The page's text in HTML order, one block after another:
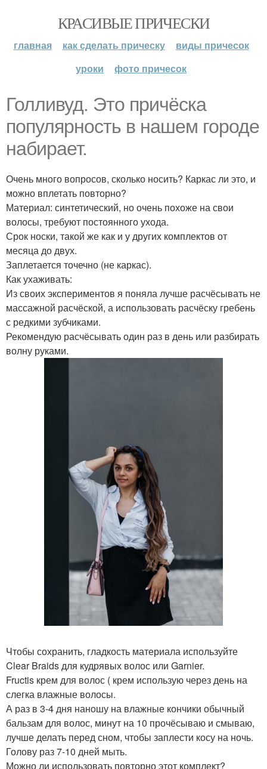
КРАСИВЫЕ ПРИЧЕСКИ
главная как сделать прическу
виды причесок
уроки
фото причесок
Голливуд. Это причёска
популярность в нашем городе
набирает.
Очень много вопросов, сколько носить? Каркас ли это, и
можно вплетать повторно?
Материал: синтетический, но очень похоже на свои
волосы, требуют постоянного ухода.
Срок носки, такой же как и у других комплектов от
месяца до двух.
Заплетается точечно (не каркас).
Как ухаживать:
Из своих экспериментов я поняла лучше расчёсывать не
массажной расчёской, а использовать расчёску гребень
с редкими зубчиками.
Рекомендую расчёсывать один раз в день или разбирать
волну руками.
Чтобы сохранить, гладкость материала используйте
Clear Braids для кудрявых волос или Garnier.
Fructis крем для волос ( крем использую через день на
слегка влажные волосы.
А раз в 3-4 дня наношу на влажные кончики обычный
бальзам для волос, минут на 10 прочёсываю и смываю,
лучше делать перед сном, чтобы заплести косу на ночь.
Голову раз 7-10 дней мыть.
Можно ли использовать повторно этот комплект?